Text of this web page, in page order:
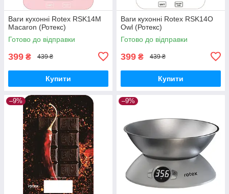
Ваги кухонні Rotex RSK14M
Macaron (Ротекс)
Готово до відправки
399 ₴ 439 ₴
Купити
Ваги кухонні Rotex RSK14O
Owl (Ротекс)
Готово до відправки
399 ₴ 439 ₴
Купити
–9% –9%